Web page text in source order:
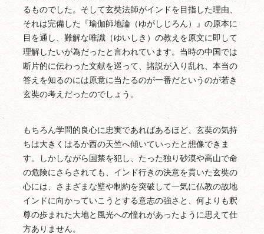
るものでした。そして玄奘法師がインドを目指した理由、
それは完備した『瑜伽師地論（ゆがしじろん）』の原本に
目を通し、難解な唯識（ゆいしき）の教えを原文に即して
理解したいが為だったと言われています。当時の中国では
断片的に伝わった文献を巡って、諸説が入り乱れ、本当の
答えを知るのには原意に当たるのが一番だというのが若き
玄奘の考えだったのでしょう。
もちろん学問的良心に忠実であればあるほど、玄奘の気持
ちは大きくはるか西の天竺へ傾いていったと想像できま
す。しかしながら国禁を犯し、たった独り砂漠や高山で命
の危険にさらされても、インド行きの決意を貫いた玄奘の
心には、さまざまな壁や制約を突破して一気に仏教の故地
インドに向かっていこうとする意志の強さと、何よりも釈
尊の歩まれた大地と風光への憧れがあったように思えて仕
方ありません。